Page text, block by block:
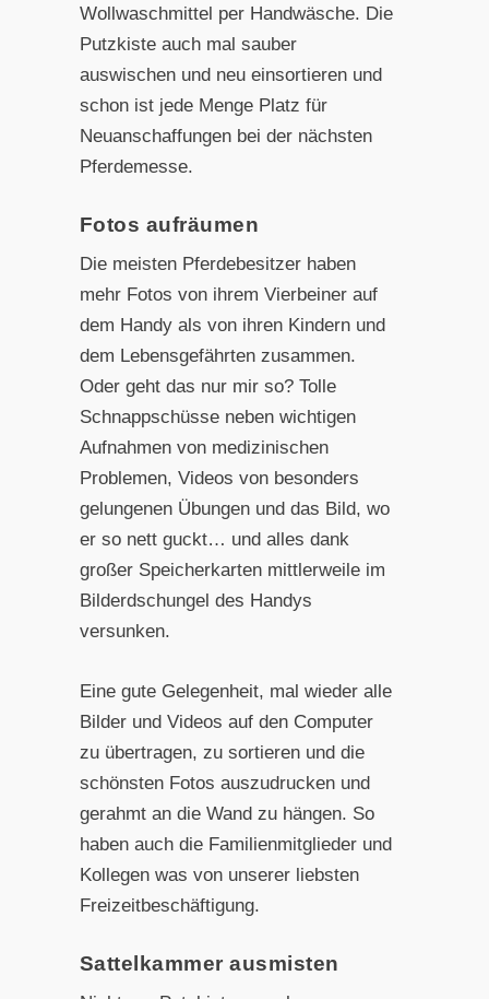
Wollwaschmittel per Handwäsche. Die
Putzkiste auch mal sauber
auswischen und neu einsortieren und
schon ist jede Menge Platz für
Neuanschaffungen bei der nächsten
Pferdemesse.
Fotos aufräumen
Die meisten Pferdebesitzer haben
mehr Fotos von ihrem Vierbeiner auf
dem Handy als von ihren Kindern und
dem Lebensgefährten zusammen.
Oder geht das nur mir so? Tolle
Schnappschüsse neben wichtigen
Aufnahmen von medizinischen
Problemen, Videos von besonders
gelungenen Übungen und das Bild, wo
er so nett guckt… und alles dank
großer Speicherkarten mittlerweile im
Bilderdschungel des Handys
versunken.
Eine gute Gelegenheit, mal wieder alle
Bilder und Videos auf den Computer
zu übertragen, zu sortieren und die
schönsten Fotos auszudrucken und
gerahmt an die Wand zu hängen. So
haben auch die Familienmitglieder und
Kollegen was von unserer liebsten
Freizeitbeschäftigung.
Sattelkammer ausmisten